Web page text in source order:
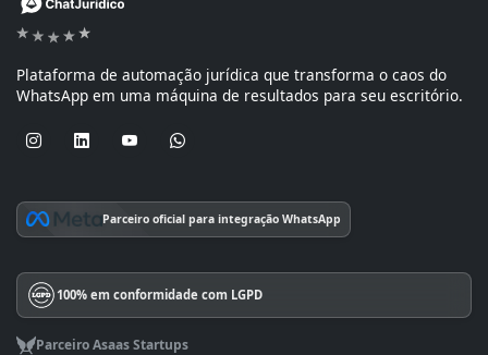
Plataforma de automação jurídica que transforma o caos do
WhatsApp em uma máquina de resultados para seu escritório.
Parceiro oficial para integração WhatsApp
100% em conformidade com LGPD
Parceiro Asaas Startups